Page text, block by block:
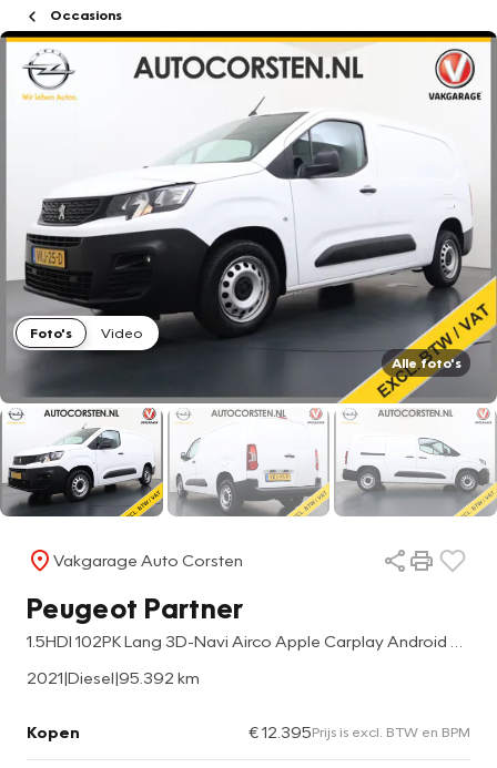
Occasions
Foto's
Video
Alle foto's
Vakgarage Auto Corsten
Peugeot Partner
2021|Diesel|95.392 km
Kopen € 12.395Prijs is excl. BTW en BPM